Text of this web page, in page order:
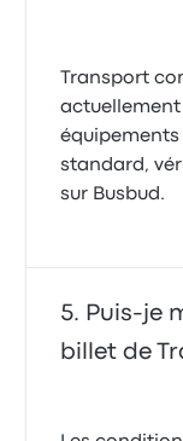
Transport
actuellement
équipements
standard,
sur Busbud.
Puis-je
billet de